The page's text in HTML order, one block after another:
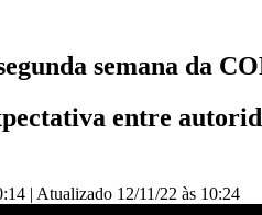
semana da
entre
| Atualizado 12/11/22 às 10:24